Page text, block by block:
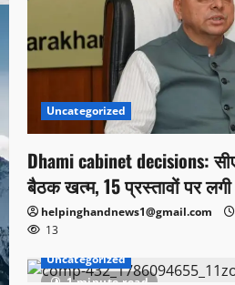
Uncategorized
Dhami cabinet decisions:
बैठक खत्म, 15 प्रस्तावों पर
helpinghandnews1@gmail.com
13
Uncategorized